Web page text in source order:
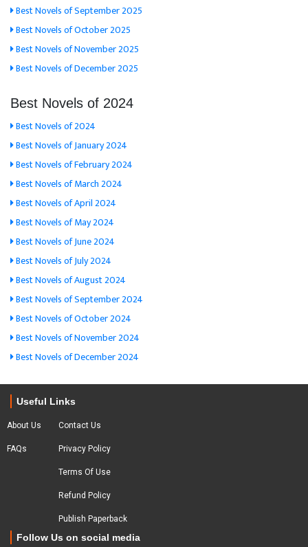
Best Novels of September 2025
Best Novels of October 2025
Best Novels of November 2025
Best Novels of December 2025
Best Novels of 2024
Best Novels of 2024
Best Novels of January 2024
Best Novels of February 2024
Best Novels of March 2024
Best Novels of April 2024
Best Novels of May 2024
Best Novels of June 2024
Best Novels of July 2024
Best Novels of August 2024
Best Novels of September 2024
Best Novels of October 2024
Best Novels of November 2024
Best Novels of December 2024
Useful Links
About Us
FAQs
Contact Us
Privacy Policy
Terms Of Use
Refund Policy
Publish Paperback
Follow Us on social media